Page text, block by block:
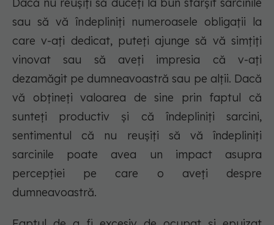
Dacă nu reușiți să duceți la bun sfârșit sarcinile
sau să vă îndepliniți numeroasele obligații la
care v-ați dedicat, puteți ajunge să vă simțiți
vinovat sau să aveți impresia că v-ați
dezamăgit pe dumneavoastră sau pe alții. Dacă
vă obțineți valoarea de sine prin faptul că
sunteți productiv și că îndepliniți sarcini,
sentimentul că nu reușiți să vă îndepliniți
sarcinile poate avea un impact asupra
percepției pe care o aveți despre
dumneavoastră.